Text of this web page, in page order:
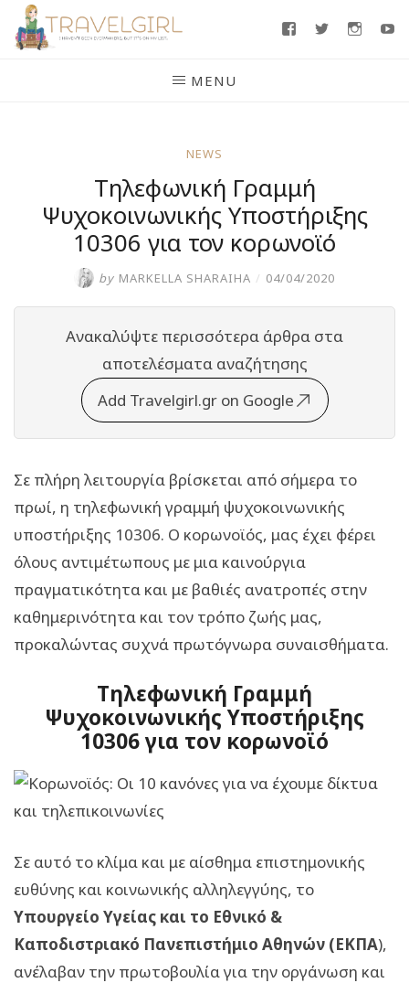
Skip
FacebookTwitter
MENU
NEWS
Τηλεφωνική Γραμμή
Ψυχοκοινωνικής Υποστήριξης
10306 για τον κορωνοϊό
by MARKELLA SHARAIHA / 04/04/2020
Ανακαλύψτε περισσότερα άρθρα στα
αποτελέσματα αναζήτησης
Add Travelgirl.gr on Google
Σε πλήρη λειτουργία βρίσκεται από σήμερα το
πρωί, η τηλεφωνική γραμμή ψυχοκοινωνικής
υποστήριξης 10306. Ο κορωνoϊός, μας έχει φέρει
όλους αντιμέτωπους με μια καινούργια
πραγματικότητα και με βαθιές ανατροπές στην
καθημερινότητα και τον τρόπο ζωής μας,
προκαλώντας συχνά πρωτόγνωρα συναισθήματα.
Τηλεφωνική Γραμμή
Ψυχοκοινωνικής Υποστήριξης
10306 για τον κορωνοϊό
Σε αυτό το κλίμα και με αίσθημα επιστημονικής
ευθύνης και κοινωνικής αλληλεγγύης, το
Υπουργείο Υγείας και το Εθνικό &
Καποδιστριακό Πανεπιστήμιο Αθηνών (ΕΚΠΑ),
ανέλαβαν την πρωτοβουλία για την οργάνωση και